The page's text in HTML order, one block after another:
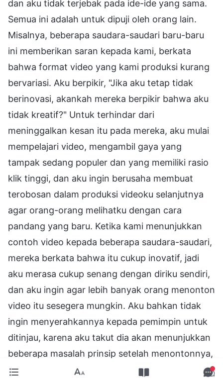
dan aku tidak terjebak pada ide-ide yang sama.
Semua ini adalah untuk dipuji oleh orang lain.
Misalnya, beberapa saudara-saudari baru-baru
ini memberikan saran kepada kami, berkata
bahwa format video yang kami produksi kurang
bervariasi. Aku berpikir, "Jika aku tetap tidak
berinovasi, akankah mereka berpikir bahwa aku
tidak kreatif?" Untuk terhindar dari
meninggalkan kesan itu pada mereka, aku mulai
mempelajari video, mengambil gaya yang
tampak sedang populer dan yang memiliki rasio
klik tinggi, dan aku ingin berusaha membuat
terobosan dalam produksi videoku selanjutnya
agar orang-orang melihatku dengan cara
pandang yang baru. Ketika kami menunjukkan
contoh video kepada beberapa saudara-saudari,
mereka berkata bahwa itu cukup inovatif, jadi
aku merasa cukup senang dengan diriku sendiri,
dan aku ingin agar lebih banyak orang menonton
video itu sesegera mungkin. Aku bahkan tidak
ingin menyerahkannya kepada pemimpin untuk
ditinjau, karena aku takut dia akan menunjukkan
beberapa masalah prinsip setelah menontonnya,
sehingga mencegah agar video tidak diunggah.